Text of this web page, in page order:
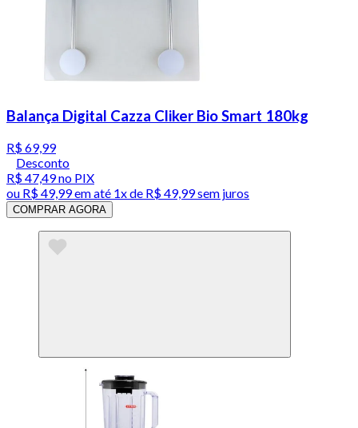
Balança Digital Cazza Cliker Bio Smart 180kg
R$ 69,99
Desconto
R$ 47,49no PIX
ou R$ 49,99em até 1x de R$ 49,99sem juros
COMPRAR AGORA